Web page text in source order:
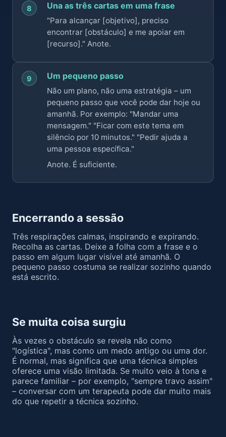
8 Una as três cartas em uma frase
"Para alcançar [objetivo], preciso
encontrar [obstáculo] e me apoiar em
[recurso]." Anote.
9 Um pequeno passo
Não um plano, não uma estratégia – um
pequeno passo que você pode dar hoje ou
amanhã. Por exemplo: "Mandar uma
mensagem." "Ficar com este tema em
silêncio por 10 minutos." "Pedir ajuda a
uma pessoa específica."
Anote. É suficiente.
Encerrando a sessão
Três respirações calmas, inspirando e expirando.
Recolha as cartas. Deixe a folha com a frase e o
passo em algum lugar visível até amanhã. O
pequeno passo costuma se realizar sozinho quando
está escrito.
Se muita coisa surgiu
Às vezes o obstáculo se revela não como
"logística", mas como um medo antigo ou uma dor.
É normal, mas significa que uma técnica simples
oferece uma visão limitada. Se muito veio à tona e
parece familiar – por exemplo, "sempre travo assim"
– conversar com um terapeuta pode dar muito mais
do que repetir a técnica sozinho.